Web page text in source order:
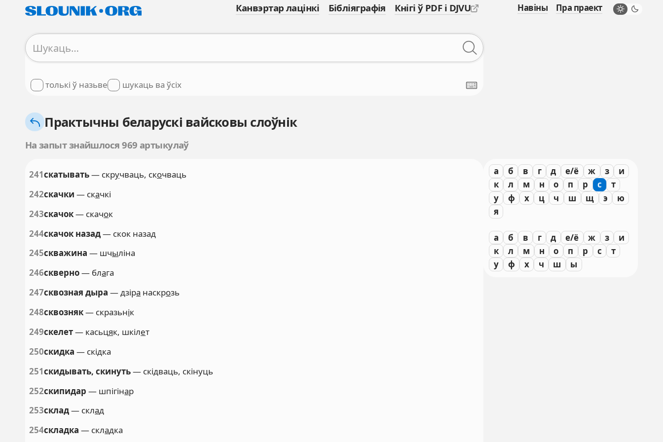
Канвэртар лацінкі Бібліяграфія Кнігі ў PDF і DJVU Навіны Пра праект
толькі ў назьве шукаць ва ўсіх
Практычны беларускі вайсковы слоўнік
На запыт знайшлося 969 артыкулаў
а б в г д е/ё ж з
и
к
л м н о п р с
т
у
ф х ц ч ш щ э
ю
я
а б в г д е/ё ж з
и
к
л м н о п р с
т
у
ф х ч ш ы
241скатывать— скручваць, скочваць
242скачки — скачкі
243скачок— скачок
244скачок назад— скок назад
245скважина — шчыліна
246скверно— блага
247сквозная дыра — дзіра наскрозь
248сквозняк— скразьнік
249скелет— касьцяк, шкілет
250скидка — скідка
251скидывать, скинуть— скідваць, скінуць
252скипидар — шпігінар
253склад— склад
254складка — складка